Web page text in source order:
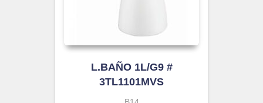
L.BAÑO 1L/G9 #
3TL1101MVS